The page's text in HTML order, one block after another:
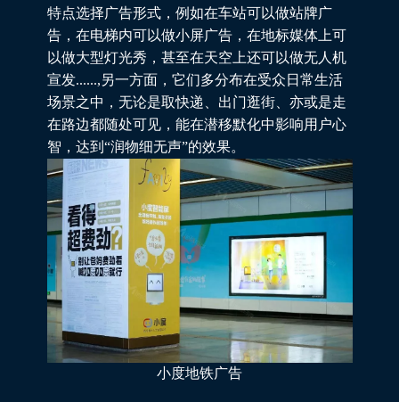
特点选择广告形式，例如在车站可以做站牌广
告，在电梯内可以做小屏广告，在地标媒体上可
以做大型灯光秀，甚至在天空上还可以做无人机
宣发......,另一方面，它们多分布在受众日常生活
场景之中，无论是取快递、出门逛街、亦或是走
在路边都随处可见，能在潜移默化中影响用户心
智，达到“润物细无声”的效果。
小度地铁广告